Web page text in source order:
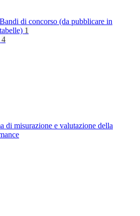
Bandi di concorso (da pubblicare in
tabelle) 1
4
di misurazione e valutazione della